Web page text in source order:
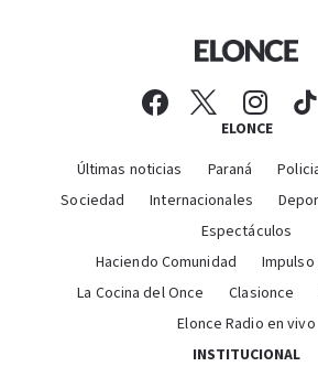
ELONCE
Últimas noticias Paraná
Sociedad
Internacionales
Espectáculos
Haciendo Comunidad
La Cocina del Once
Clasionce
Elonce Radio en vivo
INSTITUCIONAL